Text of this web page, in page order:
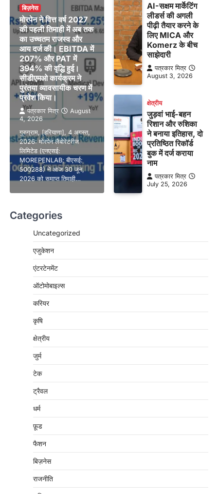
बिज़नेस
मोरपेन ने वित्त वर्ष 2027
की पहली तिमाही में अब तक
का उच्चतम राजस्व और
आय दर्ज की। EBITDA में
207% और PAT में
394% की वृद्धि हुई।
सीडीएमओ कार्यक्रम ने
पुरंतया व्यावसायीक चरण में
प्रवेश किया।
पत्रकार मित्र
August
4, 2026
गुरुग्राम, [हरियाणा], 4 अगस्त,
2026: मोरपेन लैबोरेटरीज
लिमिटेड (एनएसई:
MOREPENLAB; बीएसई:
500288) ने आज 30 जून,
2026 को समाप्त तिमाही…
AI-सक्षम मार्केटिंग
लीडर्स की अगली
पीढ़ी तैयार करने के
लिए MICA और
Komerz के बीच
साझेदारी
पत्रकार मित्र
August 3, 2026
क्षेत्रीय
जुड़वां भाई-बहन
रिशान और रुशिका
ने बनाया इतिहास, दो
प्रतिष्ठित रिकॉर्ड
बुक में दर्ज कराया
नाम
पत्रकार मित्र
July 25, 2026
Categories
Uncategorized
एजुकेशन
एंटरटेनमेंट
ऑटोमोबाइल्स
करियर
कृषि
क्षेत्रीय
जुर्म
टेक
ट्रैवल
धर्म
फ़ूड
फैशन
बिज़नेस
राजनीति